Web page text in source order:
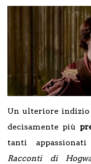
Un ulteriore indizio
decisamente più
tanti
Racconti di